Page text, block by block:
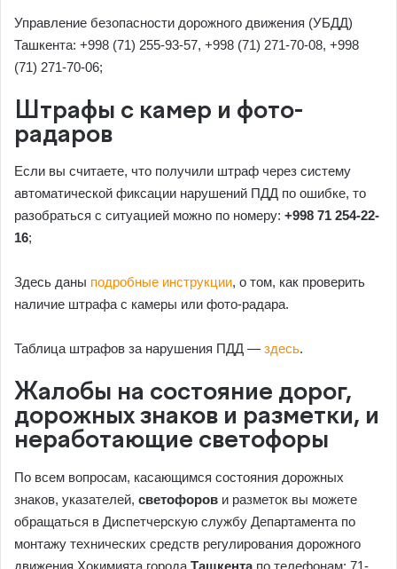
Управление безопасности дорожного движения (УБДД)
Ташкента: +998 (71) 255-93-57, +998 (71) 271-70-08, +998
(71) 271-70-06;
Штрафы с камер и фото-
радаров
Если вы считаете, что получили штраф через систему
автоматической фиксации нарушений ПДД по ошибке, то
разобраться с ситуацией можно по номеру: +998 71 254-22-
16;
Здесь даны подробные инструкции, о том, как проверить
наличие штрафа с камеры или фото-радара.
Таблица штрафов за нарушения ПДД — здесь.
Жалобы на состояние дорог,
дорожных знаков и разметки, и
неработающие светофоры
По всем вопросам, касающимся состояния дорожных
знаков, указателей, светофоров и разметок вы можете
обращаться в Диспетчерскую службу Департамента по
монтажу технических средств регулирования дорожного
движения Хокимията города Ташкентапо телефонам: 71-